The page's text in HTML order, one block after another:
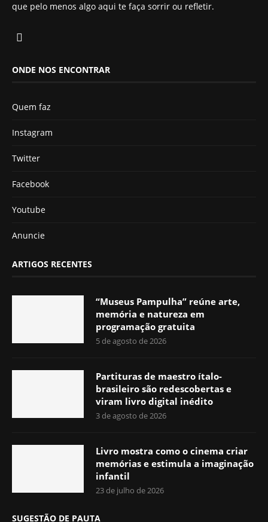
que pelo menos algo aqui te faça sorrir ou refletir.
ONDE NOS ENCONTRAR
Quem faz
Instagram
Twitter
Facebook
Youtube
Anuncie
ARTIGOS RECENTES
“Museus Pampulha” reúne arte,
memória e natureza em
programação gratuita
5 de agosto de 2026
Partituras de maestro ítalo-
brasileiro são redescobertas e
viram livro digital inédito
3 de agosto de 2026
Livro mostra como o cinema criar
memórias e estimula a imaginação
infantil
23 de julho de 2026
SUGESTÃO DE PAUTA